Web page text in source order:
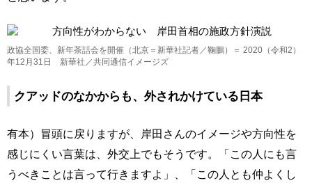
政協全国委、新年茶話会を開催（北京＝新華社記者／鞠鵬）＝ 2020（令和2）
年12月31日 新華社／共同通信イメージズ
クアッドのなかからも、外されかけている日本
有本）冒頭に戻りますが、岸田さんのイメージや方向性を
感じにくい言葉は、外交上でもそうです。「この人にも言
うべきことは言って行きますよ」、「この人とも仲よくし